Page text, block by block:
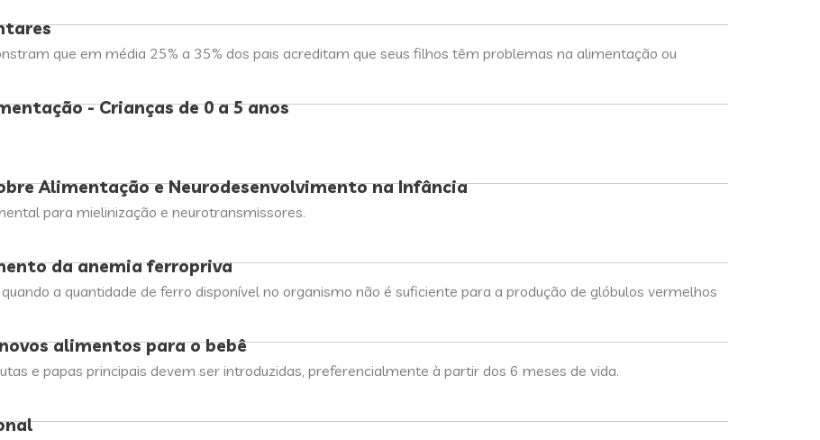
que em média 25% a 35% dos pais acreditam que seus filhos têm problemas na alimentação ou
- Crianças de 0 a 5 anos
Alimentação e Neurodesenvolvimento na Infância
para mielinização e neurotransmissores.
da anemia ferropriva
a quantidade de ferro disponível no organismo não é suficiente para a produção de glóbulos vermelhos
alimentos para o bebê
e papas principais devem ser introduzidas, preferencialmente à partir dos 6 meses de vida.